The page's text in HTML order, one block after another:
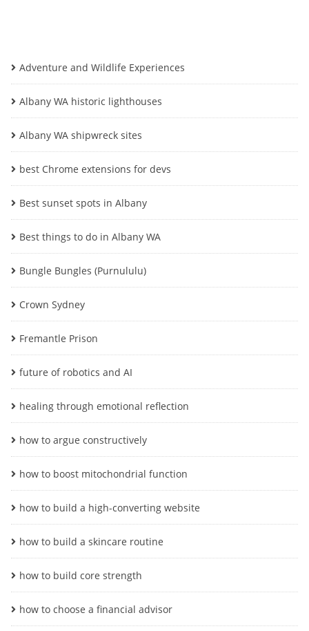
Adventure and Wildlife Experiences
Albany WA historic lighthouses
Albany WA shipwreck sites
best Chrome extensions for devs
Best sunset spots in Albany
Best things to do in Albany WA
Bungle Bungles (Purnululu)
Crown Sydney
Fremantle Prison
future of robotics and AI
healing through emotional reflection
how to argue constructively
how to boost mitochondrial function
how to build a high-converting website
how to build a skincare routine
how to build core strength
how to choose a financial advisor